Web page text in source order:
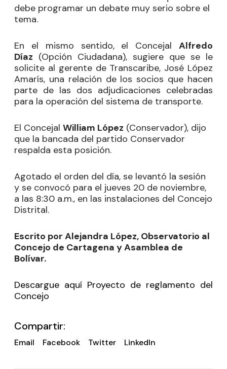
debe programar un debate muy serio sobre el
tema.
En el mismo sentido, el Concejal Alfredo
Díaz (Opción Ciudadana), sugiere que se le
solicite al gerente de Transcaribe, José López
Amarís, una relación de los socios que hacen
parte de las dos adjudicaciones celebradas
para la operación del sistema de transporte.
El Concejal William López (Conservador), dijo
que la bancada del partido Conservador
respalda esta posición.
Agotado el orden del día, se levantó la sesión
y se convocó para el jueves 20 de noviembre,
a las 8:30 a.m., en las instalaciones del Concejo
Distrital.
Escrito por Alejandra López, Observatorio al
Concejo de Cartagena y Asamblea de
Bolívar.
Descargue aquí Proyecto de reglamento del
Concejo
Compartir:
Email Facebook Twitter LinkedIn